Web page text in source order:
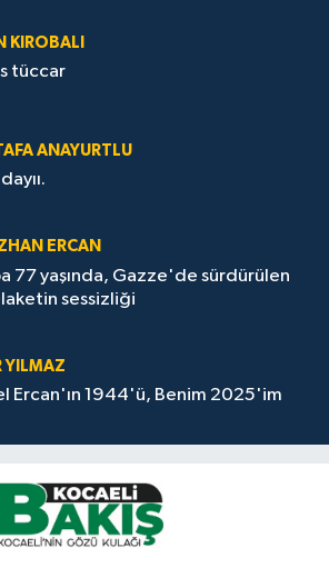
KIROBALI
tüccar
ANAYURTLU
ERCAN
77 yaşında, Gazze'de sürdürülen
sessizliği
YILMAZ
Ercan'ın 1944'ü, Benim 2025'im